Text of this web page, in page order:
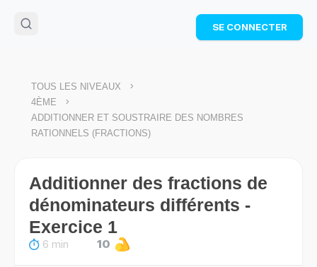
🌴Cahier de vacances offert
: révise les maths cet
Télécharge ton PDF gratuit et progresse avec des
SE CONNECTER
TOUS LES NIVEAUX >
4ÈME >
ADDITIONNER ET SOUSTRAIRE DES NOMBRES
RATIONNELS (FRACTIONS)
Additionner des fractions de
dénominateurs différents -
Exercice 1
6 min 10